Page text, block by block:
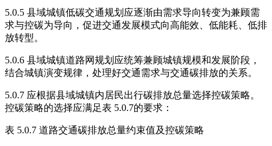
5.0.5 县域城镇低碳交通规划应逐渐由需求导向转变为兼顾需
求与控碳为导向，促进交通发展模式向高能效、低能耗、低排
放转型。
5.0.6 县域城镇道路网规划应统筹兼顾城镇规模和发展阶段，
结合城镇演变规律，处理好交通需求与交通碳排放的关系。
5.0.7 应根据县域城镇内居民出行碳排放总量选择控碳策略。
控碳策略的选择应满足表 5.0.7的要求：
表 5.0.7 道路交通碳排放总量约束值及控碳策略